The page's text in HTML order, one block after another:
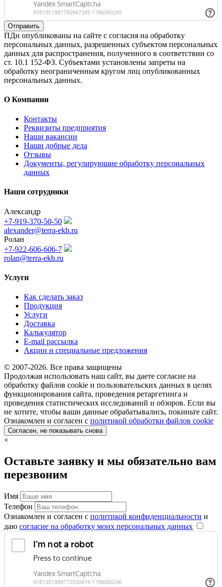
Отправить
ПДн опубликованы на сайте с согласия на обработку
персональных данных, разрешенных субъектом персональных
данных для распространения, полученного в соответствии со
ст. 10.1 152-ФЗ. Субъектами установлены запреты на
обработку неограниченным кругом лиц опубликованных
персональных данных.
О Компании
Контакты
Реквизиты предприятия
Наши вакансии
Наши добрые дела
Отзывы
Документы, регулирующие обработку персональных
данных
Наши сотрудники
Александр
+7-919-370-50-50
alexander@terra-ekb.ru
Ролан
+7-922-606-606-7
rolan@terra-ekb.ru
Услуги
Как сделать заказ
Продукция
Услуги
Доставка
Калькулятор
E-mail рассылка
Акции и специальные предложения
© 2007-2026. Все права защищены
Продолжая использовать наш сайт, вы даете согласие на
обработку файлов cookie и пользовательских данных в целях
функционирования сайта, проведения ретаргетинга и
проведения статистических исследований и обзоров. Если вы
не хотите, чтобы ваши данные обрабатывались, покиньте сайт.
Ознакомлен и согласен с политикой обработки файлов cookie
Согласен, не показывать снова
×
Оставьте заявку и мы обязательно вам
перезвоним
Имя
Телефон
Ознакомлен и согласен с политикой конфиденциальности и
даю согласие на обработку моих персональных данных